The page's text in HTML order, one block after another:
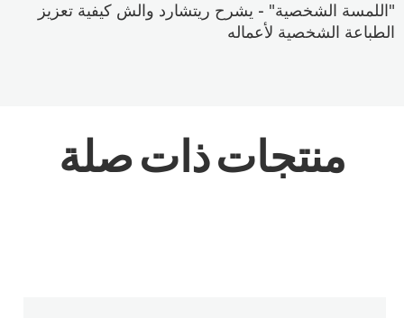
"اللمسة الشخصية" - يشرح ريتشارد والش كيفية تعزيز
الطباعة الشخصية لأعماله
منتجات ذات صلة